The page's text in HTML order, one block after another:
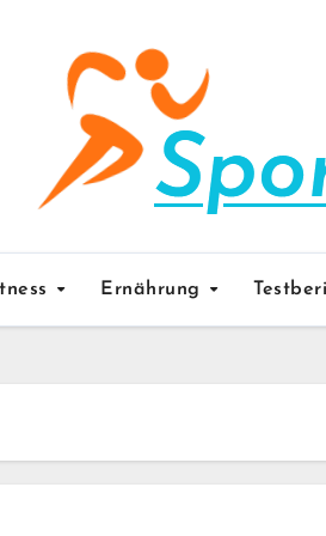
Ernährung